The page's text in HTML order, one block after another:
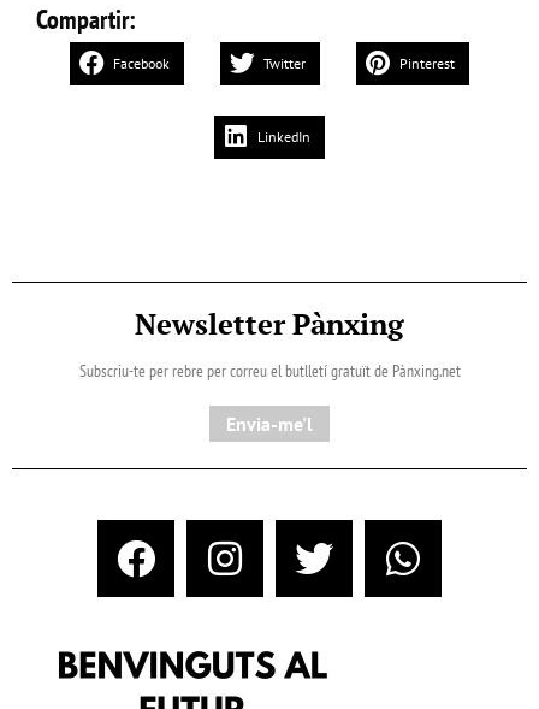
Compartir:
Facebook Twitter Pinterest
LinkedIn
Newsletter Pànxing
Subscriu-te per rebre per correu el butlletí gratuït de Pànxing.net​
Envia-me'l